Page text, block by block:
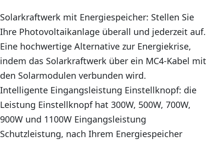
Solarkraftwerk mit Energiespeicher: Stellen Sie
Ihre Photovoltaikanlage überall und jederzeit auf.
Eine hochwertige Alternative zur Energiekrise,
indem das Solarkraftwerk über ein MC4-Kabel mit
den Solarmodulen verbunden wird.
Intelligente Eingangsleistung Einstellknopf: die
Leistung Einstellknopf hat 300W, 500W, 700W,
900W und 1100W Eingangsleistung
Schutzleistung, nach Ihrem Energiespeicher